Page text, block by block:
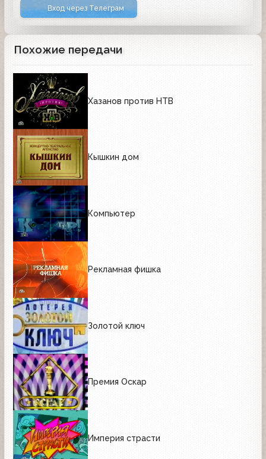
Вход через Телеграм
Похожие передачи
Хазанов против НТВ
Кышкин дом
Компьютер
Рекламная фишка
Золотой ключ
Премия Оскар
Империя страсти